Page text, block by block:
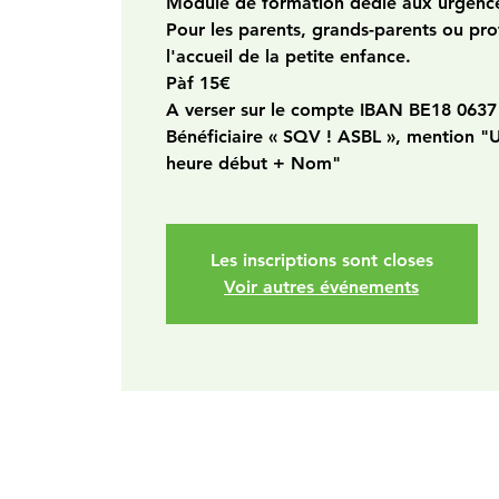
Pour les parents, grands-parents ou
l'accueil de la petite enfance.
Pàf 15€
A verser sur le compte IBAN BE18
Bénéficiaire « SQV ! ASBL », mention
heure début + Nom"
Les inscriptions sont closes
Voir autres événements